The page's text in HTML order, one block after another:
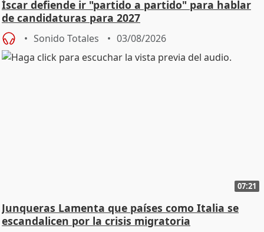
Íscar defiende ir "partido a partido" para hablar
de candidaturas para 2027
Sonido Totales 03/08/2026
07:21
Junqueras Lamenta que países como Italia se
escandalicen por la crisis migratoria